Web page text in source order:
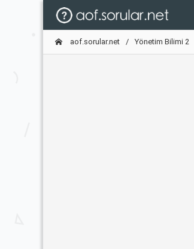
aof.sorular.net Yönetim Bilimi 2